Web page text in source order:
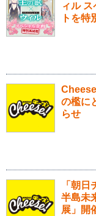
ィル
トを特
の檻に
らせ
「朝
半島未
展」開